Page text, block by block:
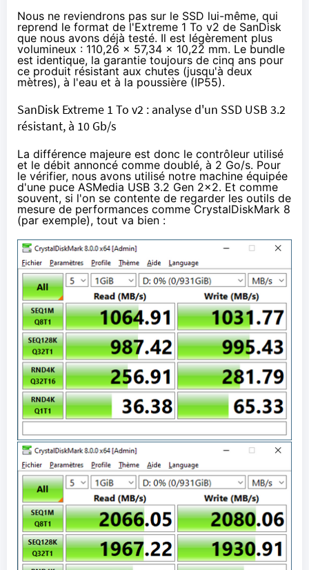
Nous ne reviendrons pas sur le SSD lui-même, qui
reprend le format de l'Extreme 1 To v2 de SanDisk
que nous avons déjà testé. Il est légèrement plus
volumineux : 110,26 x 57,34 x 10,22 mm. Le bundle
est identique, la garantie toujours de cinq ans pour
ce produit résistant aux chutes (jusqu'à deux
mètres), à l'eau et à la poussière (IP55).
SanDisk Extreme 1 To v2 : analyse d'un SSD USB 3.2
résistant, à 10 Gb/s
La différence majeure est donc le contrôleur utilisé
et le débit annoncé comme doublé, à 2 Go/s. Pour
le vérifier, nous avons utilisé notre machine équipée
d'une puce ASMedia USB 3.2 Gen 2x2. Et comme
souvent, si l'on se contente de regarder les outils de
mesure de performances comme CrystalDiskMark 8
(par exemple), tout va bien :